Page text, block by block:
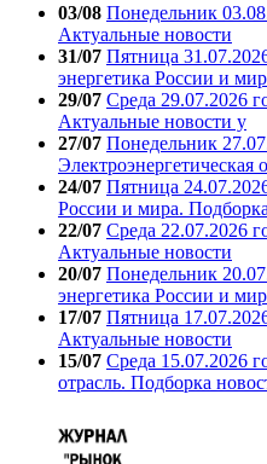
03/08 Понедельник
Актуальные новости
31/07 Пятница
энергетика России и
29/07 Среда 29.07.2026
Актуальные новости у
27/07 Понедельник
Электроэнергетическая
24/07 Пятница
России и мира.
22/07 Среда 22.07.2026
Актуальные новости
20/07 Понедельник
энергетика России и
17/07 Пятница
Актуальные новости
15/07 Среда 15.07.2026
отрасль. Подборка